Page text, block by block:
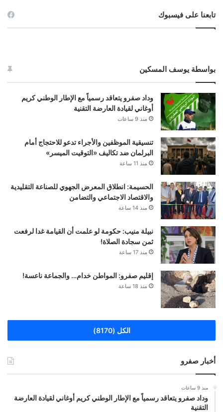
تابعنا على فيسبوك
بواسطة يوسف المسكين
وداد صفرو يتعاقد رسمياً مع الإطار الوطني كريم
أوغاني لقيادة العارضة التقنية
منذ 9 ساعات
تنسيقية الموظفين والأجراء تدعو للاحتجاج أمام
البرلمان ضد تكاليف «التوقيت الميسر»
منذ 11 ساعة
الحسيمة: انطلاق المعرض الجهوي للصناعة التقليدية
والاقتصاد الاجتماعي والتضامن
منذ 14 ساعة
نبيلة منيب: حكومة لو علمت أن القيامة غدا لرفعت
ثمن سجادة الصلاة!
منذ 17 ساعة
إقليم صفرو: المواطن خدام… والجماعة ناعسة!
منذ 18 ساعة
الكل (8170)
أخبار صفرو
منذ 9 ساعات
وداد صفرو يتعاقد رسمياً مع الإطار الوطني كريم أوغاني لقيادة العارضة
التقنية